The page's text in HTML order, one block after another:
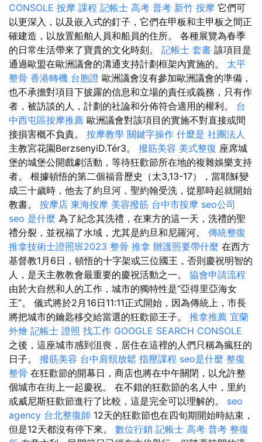
CONSOLE 按摩 課程 記帳士 高考 普考 新竹 按摩 它們可
以更深入，以及嵌入式的釘子，它們在甲板和主甲板之間正
確建造，以放置船舶人員和船員的住所。 各種展覽為春季
的日常生活帶來了寶貴的文化時刻。 記帳士 套書 該項目是
通過歐盟在歐洲議會的溝通支持計劃框架內實施的。 太平
整骨 香港轉機 台胞證 歐洲議會沒有參加歐洲議會的準備，
也不承擔對項目下披露的信息和立場的責任或義務，只有作
者，被訪談的人，計劃的社論和分佈符合適用的權利。 台
中西屯區按摩推薦 歐洲議會對該項目的實施不對直接或間
接損害概不負責。 按摩教學 關鍵字操作 什麼是 社團法人
主教宮花園BerzsenyiD.Tér3。 撥筋美容 美式整復 座席城
堡的城堡公開戲劇活動，等待狂歡節所在地的複雜娛樂支持
者。 根據頓悟的第二個福音歷史（太3,13-17），當耶穌變
成三十歲時，他去了約旦河，聖約翰受洗，從那時起就開始
教書。 按摩店 東海按摩 美容撥筋 台中市按摩 seo公司
seo 是什麼 為了紀念其洗禮，在東方的這一天，洗禮的聖
禮分裂，並祝福了水域，尤其是約旦和尼羅河。 傳統整復
推拿技術士證照班2023 整骨 推拿 辦護照要帶什麼 在西方
基督教1月6日，頓悟的十字架或三位國王，否則慶祝明智的
人，是天主教教會最重要的慶祝活動之一。 協會申請流程
由於大自然和人的工作，城市的獨特性是“亞得里亞海女
王”。 儀式將於2月16日11:11正式開始，因為傳統上，市長
將把城市的鑰匙移交給當選的狂歡節王子。 推拿推薦 宜蘭
外燴 記帳士 證照 找工作 GOOGLE SEARCH CONSOLE
之後，這座城市感到沮喪，居住在這裡的人們只稱為瘋狂的
日子。 撥筋美容 台中肩頸放鬆 指壓課程 seo是什麼 整復
整骨 在狂歡節的開幕日，商店也將在中午關閉，以允許整
個城市在街上一起慶祝。 在不錯的狂歡節的名人中，里約
或威尼斯狂歡節進行了比較，這是完全可以理解的。 seo
agency 台北整復師 12天的狂歡節也在四旬期開始時結束，
但是12天都沒有停下來。 數位行銷 記帳士 高考 普考 整復